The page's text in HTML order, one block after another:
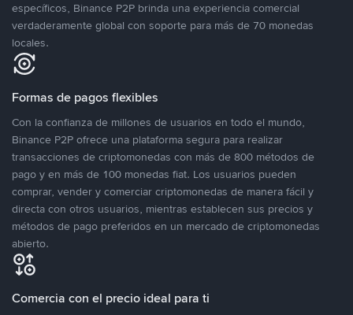
específicos, Binance P2P brinda una experiencia comercial
verdaderamente global con soporte para más de 70 monedas
locales.
Formas de pagos flexibles
Con la confianza de millones de usuarios en todo el mundo,
Binance P2P ofrece una plataforma segura para realizar
transacciones de criptomonedas con más de 800 métodos de
pago y en más de 100 monedas fiat. Los usuarios pueden
comprar, vender y comerciar criptomonedas de manera fácil y
directa con otros usuarios, mientras establecen sus precios y
métodos de pago preferidos en un mercado de criptomonedas
abierto.
Comercia con el precio ideal para ti